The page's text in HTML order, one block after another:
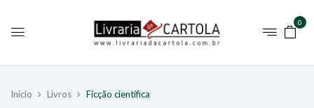
0
Início Livros Ficção científica